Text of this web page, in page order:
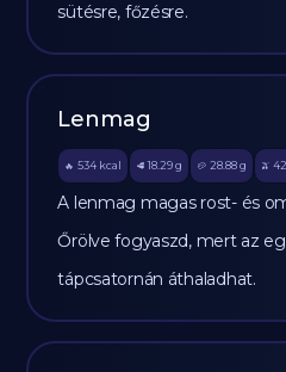
sütésre, főzésre.
Lenmag
🔥 534 kcal 🥩 18.29 g 🥔 28.88g 🫒
A lenmag magas rost- és
Őrölve fogyaszd, mert az
tápcsatornán áthaladhat.